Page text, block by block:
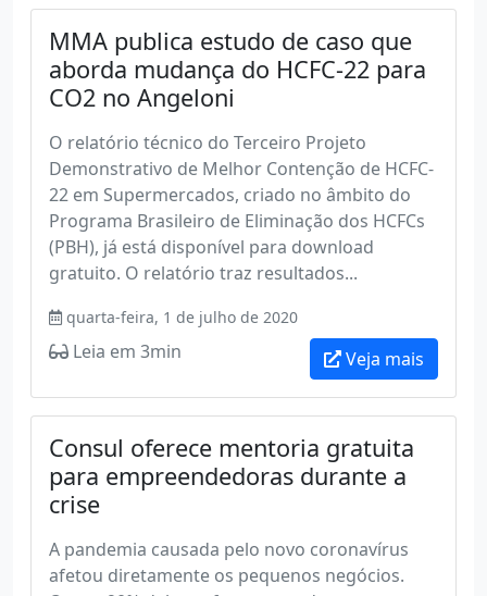
MMA publica estudo de caso que
aborda mudança do HCFC-22 para
CO2 no Angeloni
O relatório técnico do Terceiro Projeto
Demonstrativo de Melhor Contenção de HCFC-
22 em Supermercados, criado no âmbito do
Programa Brasileiro de Eliminação dos HCFCs
(PBH), já está disponível para download
gratuito. O relatório traz resultados...
quarta-feira, 1 de julho de 2020
Leia em 3min Veja mais
Consul oferece mentoria gratuita
para empreendedoras durante a
crise
A pandemia causada pelo novo coronavírus
afetou diretamente os pequenos negócios.